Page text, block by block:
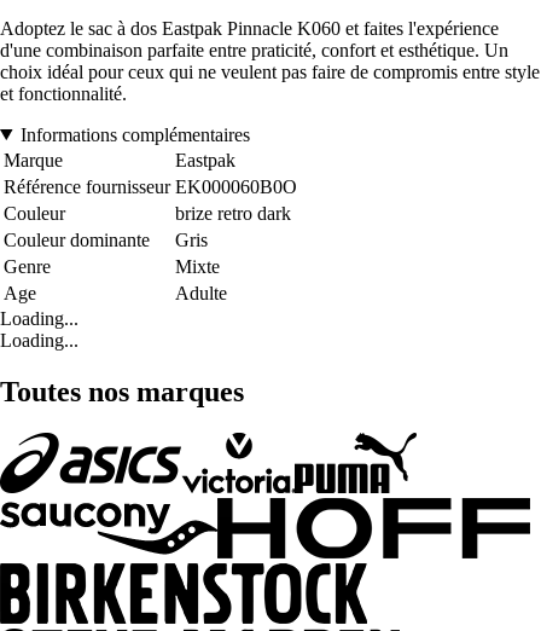
Adoptez le sac à dos Eastpak Pinnacle K060 et faites l'expérience
d'une combinaison parfaite entre praticité, confort et esthétique. Un
choix idéal pour ceux qui ne veulent pas faire de compromis entre style
et fonctionnalité.
Informations complémentaires
Marque
Eastpak
Référence fournisseur EK000060B0O
Couleur
brize retro dark
Couleur dominante
Gris
Genre
Mixte
Age
Adulte
Loading...
Loading...
Toutes nos marques